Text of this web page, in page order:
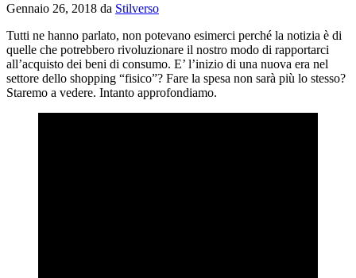
Gennaio 26, 2018 da Stilverso
Tutti ne hanno parlato, non potevano esimerci perché la notizia è di
quelle che potrebbero rivoluzionare il nostro modo di rapportarci
all’acquisto dei beni di consumo. E’ l’inizio di una nuova era nel
settore dello shopping “fisico”? Fare la spesa non sarà più lo stesso?
Staremo a vedere. Intanto approfondiamo.